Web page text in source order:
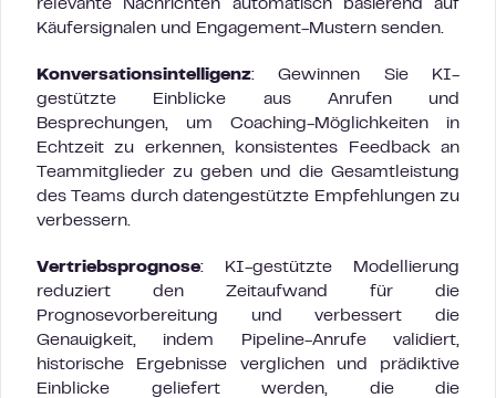
relevante Nachrichten automatisch basierend auf
Käufersignalen und Engagement-Mustern senden.
Konversationsintelligenz: Gewinnen Sie KI-
gestützte Einblicke aus Anrufen und
Besprechungen, um Coaching-Möglichkeiten in
Echtzeit zu erkennen, konsistentes Feedback an
Teammitglieder zu geben und die Gesamtleistung
des Teams durch datengestützte Empfehlungen zu
verbessern.
Vertriebsprognose: KI-gestützte Modellierung
reduziert den Zeitaufwand für die
Prognosevorbereitung und verbessert die
Genauigkeit, indem Pipeline-Anrufe validiert,
historische Ergebnisse verglichen und prädiktive
Einblicke geliefert werden, die die